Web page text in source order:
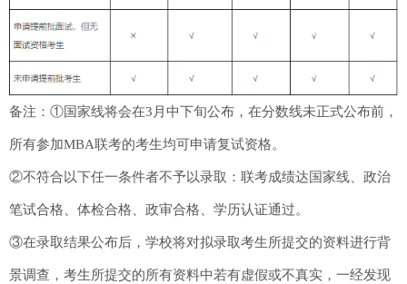
备注：①国家线将会在3月中下旬公布，在分数线未正式公布前，
所有参加MBA联考的考生均可申请复试资格。
②不符合以下任一条件者不予以录取：联考成绩达国家线、政治
笔试合格、体检合格、政审合格、学历认证通过。
③在录取结果公布后，学校将对拟录取考生所提交的资料进行背
景调查，考生所提交的所有资料中若有虚假或不真实，一经发现